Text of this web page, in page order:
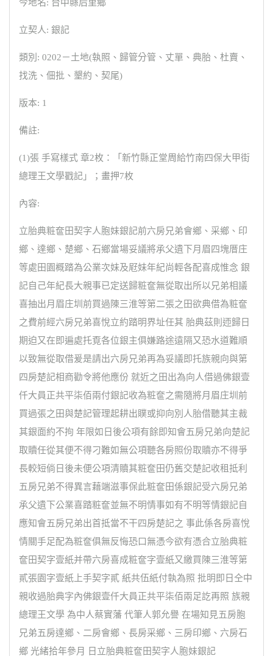
今地名: 台中縣后里鄉
立契人: 銀記
類別: 0202－土地(執照、歸管分管、丈單、典胎、杜賣、
找洗、佃批、墾約、契尾)
版本: 1
備註:
(1)張 手寫樣式 章2枚：「新竹縣正堂周給竹南四保大甲街
總理王文學戳記」；畫押7枚
內容:
立胎典粧奩田契字人胞妹銀記前六房兄弟會鄉、采鄉、印
鄉、達鄉、楚鄉、石鄉當場妥議將承父遺下月眉四塊厝庄
等處田園概踏為公業次妹及屘妹年紀尚輕各配喜成惟念 銀
記自己年紀長大親事已定送歸粧奩無從取出所以兄弟相議
喜抽出月眉庄圳前買過陳三淮等第二張之田欲典借為粧奩
之費前經六房兄弟喜悅立約踏明界址任其 胎典茲則迊歸日
期迫又在即遍處托覔各位銀主俱嫌路途遠隔又恐水道難順
以致無從取借爰是請出六房兄弟再為妥議即托族親向與第
四房楚記相商勸令將他應份 就近之田出為向人借過佛銀壹
仟大員正共平柒佰兩付銀記收為粧奩之需隨將月眉庄圳前
買過張之田與楚記管理起耕出贌或抑向別人胎借聽其主裁
其銀面約不拘 年限如日後公項有餘即知會五房兄弟向楚記
取贖任從其便不得刁難如無公項聽各房照份取贖亦不得爭
長較短倘日後未便公項清贖其粧奩田仍舊交楚記收租抵利
五房兄弟不得異言藉端滋事保此粧奩田係銀記受六房兄弟
承父遺下公業喜踏粧奩並無不明情事如有不明等情銀記自
應知會五房兄弟出首抵當不干四房楚記之 事此係各房喜悅
情關手足配為粧奩俱無反悔恐口無憑今欲有憑合立胎典粧
奩田契字壹紙并帶六房喜成粧奩字壹紙又繳買陳三淮等第
貳張園字壹紙上手契字貳 紙共伍紙付執為照 批明即日仝中
親收過胎典字內佛銀壹仟大員正共平柒佰兩足訖再照 族親
總理王文學 為中人蔡實藩 代筆人郭允譽 在場知見五房胞
兄弟五房達鄉、二房會鄉、長房采鄉、三房印鄉、六房石
鄉 光緒拾年參月 日立胎典粧奩田契字人胞妹銀記